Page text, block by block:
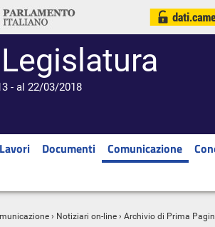
- al 22/03/2018
Lavori Documenti Comunicazione
› Notiziari on-line › Archivio di Prima